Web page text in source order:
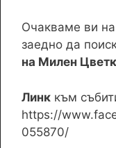
Очакваме ви на
заедно да
на Милен
Линк към
https://
055870/